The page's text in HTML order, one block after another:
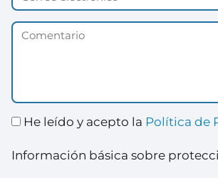
He leído y acepto la Política de
Información básica sobre